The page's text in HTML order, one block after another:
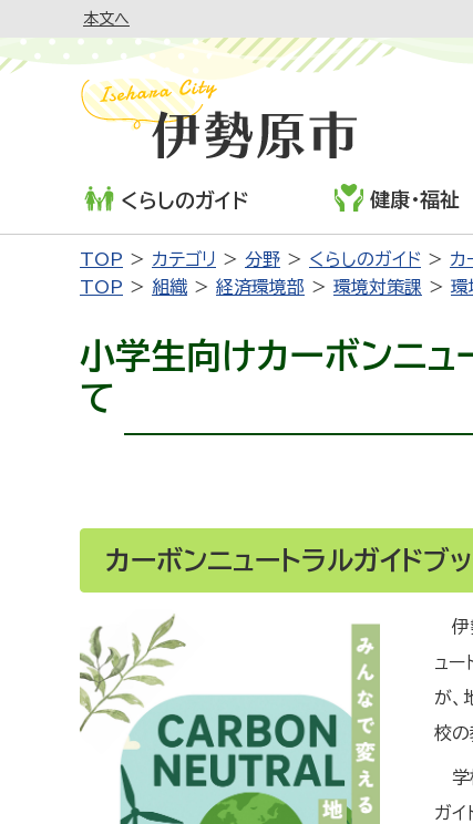
本文へ
くらしのガイド 健康・福祉
TOP カテゴリ 分野 くらしのガイド カ
TOP
組織 経済環境部 環境対策課 環
小学生向けカーボンニュ
て
カーボンニュートラルガイドブ
伊
ュー
が、
校の
学
ガイ